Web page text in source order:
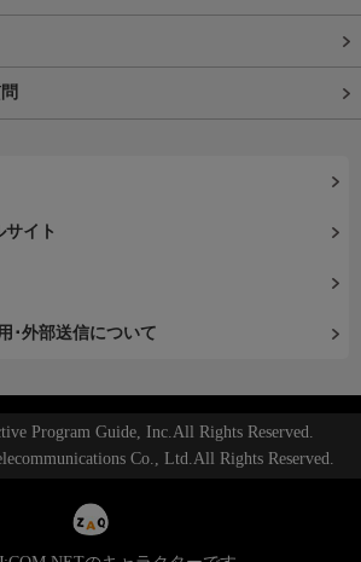
イト
･外部送信について
Program Guide, Inc.All Rights Reserved.
Co., Ltd.All Rights Reserved.